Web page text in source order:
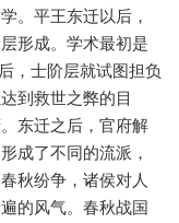
。平王东迁以后，
形成。学术最初是
，士阶层就试图担负
到救世之弊的目
东迁之后，官府解
成了不同的流派，
秋纷争，诸侯对人
的风气。春秋战国